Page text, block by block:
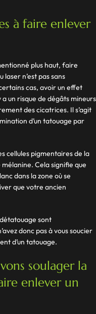
à faire enlever
plus haut, faire
n’est pas sans
cas, avoir un effet
un risque de dégâts mineurs
des cicatrices. Il s’agit
d’un tatouage par
cellules pigmentaires de la
Cela signifie que
dans la zone où se
que votre ancien
sont
donc pas à vous soucier
d’un tatouage.
soulager la
enlever un